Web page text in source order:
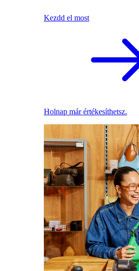
Kezdd el most
Holnap már értékesíthetsz.